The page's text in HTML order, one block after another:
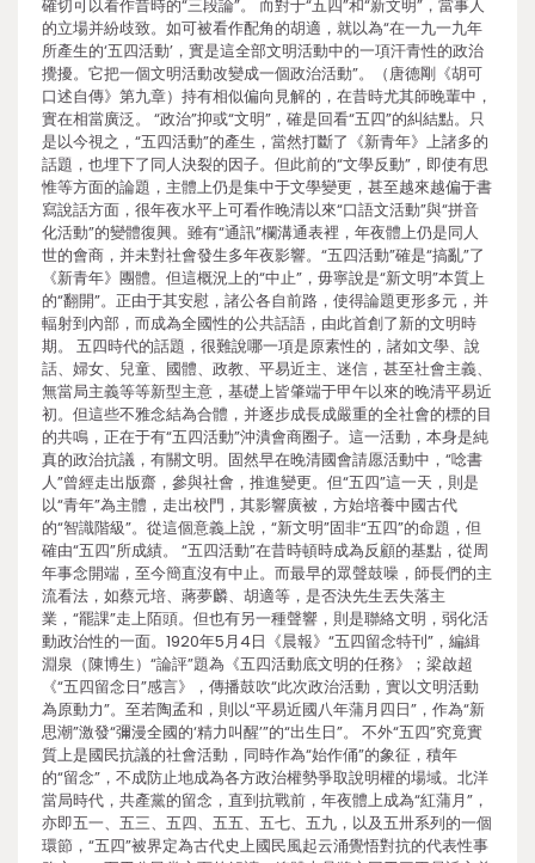
確切可以看作昔時的“三段論”。 而對于“五四”和“新文明”，當事人
的立場并紛歧致。如可被看作配角的胡適，就以為“在一九一九年
所產生的‘五四活動’，實是這全部文明活動中的一項汗青性的政治
攪擾。它把一個文明活動改變成一個政治活動”。（唐德剛《胡可
口述自傳》第九章）持有相似偏向見解的，在昔時尤其師晚輩中，
實在相當廣泛。 “政治”抑或“文明”，確是回看“五四”的糾結點。只
是以今視之，“五四活動”的產生，當然打斷了《新青年》上諸多的
話題，也埋下了同人決裂的因子。但此前的“文學反動”，即使有思
惟等方面的論題，主體上仍是集中于文學變更，甚至越來越偏于書
寫說話方面，很年夜水平上可看作晚清以來“口語文活動”與“拼音
化活動”的變體復興。雖有“通訊”欄溝通表裡，年夜體上仍是同人
世的會商，并未對社會發生多年夜影響。“五四活動”確是“搞亂”了
《新青年》團體。但這概況上的“中止”，毋寧說是“新文明”本質上
的“翻開”。正由于其安慰，諸公各自前路，使得論題更形多元，并
輻射到內部，而成為全國性的公共話語，由此首創了新的文明時
期。 五四時代的話題，很難說哪一項是原素性的，諸如文學、說
話、婦女、兒童、國體、政教、平易近主、迷信，甚至社會主義、
無當局主義等等新型主意，基礎上皆肇端于甲午以來的晚清平易近
初。但這些不雅念結為合體，并逐步成長成嚴重的全社會的標的目
的共鳴，正在于有“五四活動”沖潰會商圈子。這一活動，本身是純
真的政治抗議，有關文明。固然早在晚清國會請愿活動中，“唸書
人”曾經走出版齋，參與社會，推進變更。但“五四”這一天，則是
以“青年”為主體，走出校門，其影響廣被，方始培養中國古代
的“智識階級”。從這個意義上說，“新文明”固非“五四”的命題，但
確由“五四”所成績。 “五四活動”在昔時頓時成為反顧的基點，從周
年事念開端，至今簡直沒有中止。而最早的眾聲鼓噪，師長們的主
流看法，如蔡元培、蔣夢麟、胡適等，是否決先生丟失落主
業，“罷課”走上陌頭。但也有另一種聲響，則是聯絡文明，弱化活
動政治性的一面。1920年5月4日《晨報》“五四留念特刊”，編緝
淵泉（陳博生）“論評”題為《五四活動底文明的任務》；梁啟超
《“五四留念日”感言》，傳播鼓吹“此次政治活動，實以文明活動
為原動力”。至若陶孟和，則以“平易近國八年蒲月四日”，作為“新
思潮”激發“彌漫全國的‘精力叫醒’”的“出生日”。 不外“五四”究竟實
質上是國民抗議的社會活動，同時作為“始作俑”的象征，積年
的“留念”，不成防止地成為各方政治權勢爭取說明權的場域。北洋
當局時代，共產黨的留念，直到抗戰前，年夜體上成為“紅蒲月”，
亦即五一、五三、五四、五五、五七、五九，以及五卅系列的一個
環節，“五四”被界定為古代史上國民風起云涌覺悟對抗的代表性事